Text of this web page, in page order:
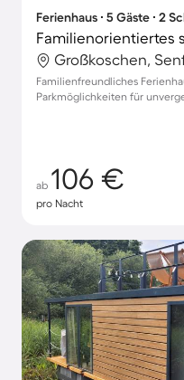
Ferienhaus ∙ 5 Gäste ∙ 2
Großkoschen,
Familienfreundliches
Parkmöglichkeiten für
ab 106 €
pro Nacht